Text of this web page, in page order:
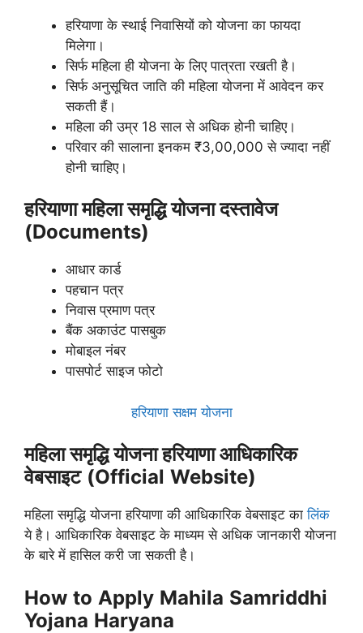
हरियाणा के स्थाई निवासियों को योजना का फायदा
मिलेगा।
सिर्फ महिला ही योजना के लिए पात्रता रखती है।
सिर्फ अनुसूचित जाति की महिला योजना में आवेदन कर
सकती हैं।
महिला की उम्र 18 साल से अधिक होनी चाहिए।
परिवार की सालाना इनकम ₹3,00,000 से ज्यादा नहीं
होनी चाहिए।
हरियाणा महिला समृद्धि योजना दस्तावेज
(Documents)
आधार कार्ड
पहचान पत्र
निवास प्रमाण पत्र
बैंक अकाउंट पासबुक
मोबाइल नंबर
पासपोर्ट साइज फोटो
हरियाणा सक्षम योजना
महिला समृद्धि योजना हरियाणा आधिकारिक
वेबसाइट (Official Website)
महिला समृद्धि योजना हरियाणा की आधिकारिक वेबसाइट कालिंक
ये है। आधिकारिक वेबसाइट के माध्यम से अधिक जानकारी योजना
के बारे में हासिल करी जा सकती है।
How to Apply Mahila Samriddhi
Yojana Haryana